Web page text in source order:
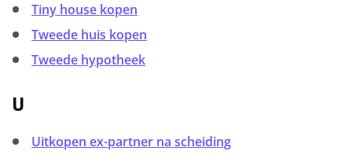
Tiny house kopen
Tweede huis kopen
Tweede hypotheek
U
Uitkopen ex-partner na scheiding